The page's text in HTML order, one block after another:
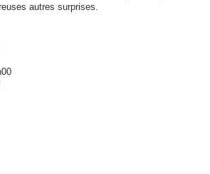
autres surprises.